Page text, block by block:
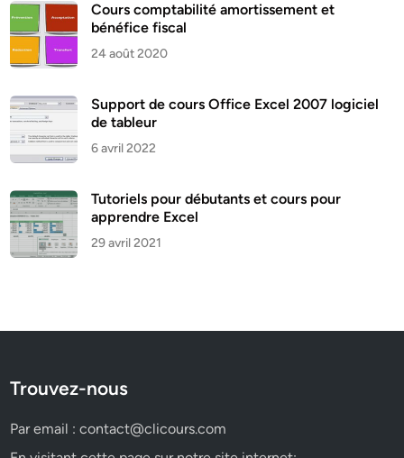
Cours comptabilité amortissement et
bénéfice fiscal
24 août 2020
Support de cours Office Excel 2007 logiciel
de tableur
6 avril 2022
Tutoriels pour débutants et cours pour
apprendre Excel
29 avril 2021
Trouvez-nous
Par email :contact@clicours.com